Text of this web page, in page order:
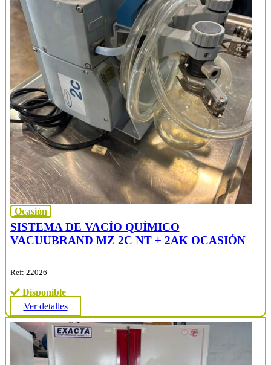
Ocasión
SISTEMA DE VACÍO QUÍMICO
VACUUBRAND MZ 2C NT + 2AK OCASIÓN
Ref: 22026
Disponible
Ver detalles